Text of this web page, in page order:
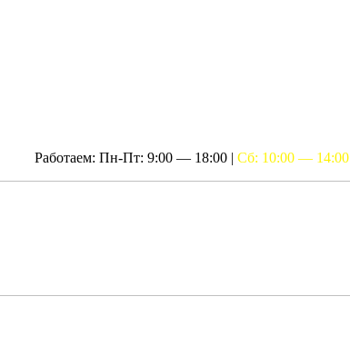
Работаем: Пн-Пт: 9:00 — 18:00 | Сб: 10:00 — 14:00